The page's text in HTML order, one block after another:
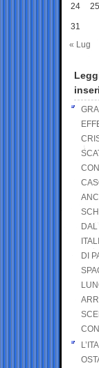
24 25
31
« Lug
DI